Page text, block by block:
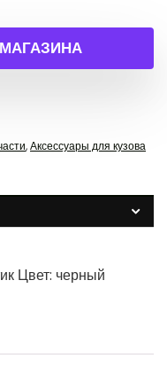
,Аксессуары для кузова
Цвет: черный